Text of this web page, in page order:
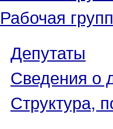
Рабочая
Депутаты
Сведения о
Структура,